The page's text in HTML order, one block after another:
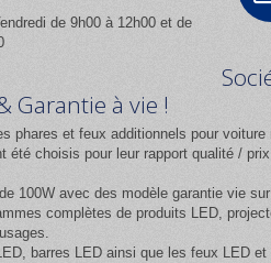
de 9h00 à 12h00 et de
Garantie à vie !
phares et feux additionnels pour
choisis pour leur rapport qualité /
100W avec des modèle garantie vie
complètes de produits LED,
barres LED ainsi que les feux LED